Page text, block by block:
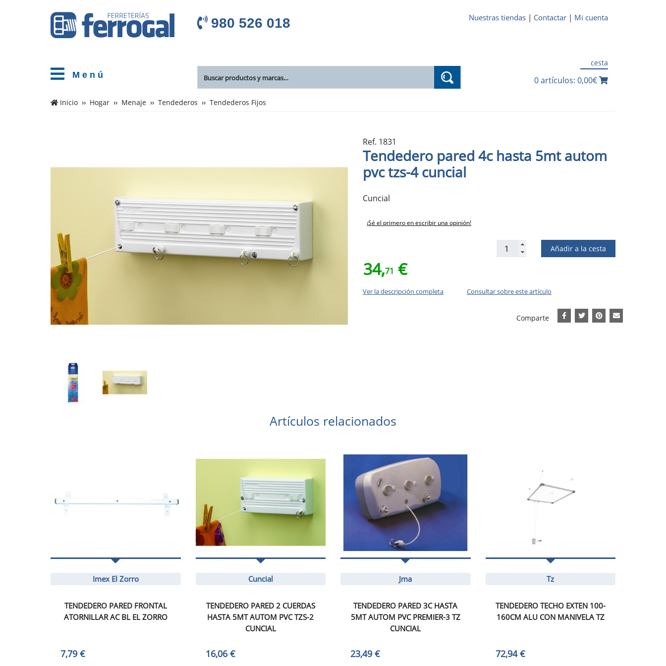
M e n ú
980 526 018 Nuestras tiendas | Contactar | Mi cuenta
cesta
0 artículos: 0,00€
Inicio Hogar Menaje Tendederos Tendederos Fijos
Ref. 1831
Tendedero pared 4c hasta 5mt autom
pvc tzs-4 cuncial
Cuncial
¡Sé el primero en escribir una opinión!
Añadir a la cesta
34,71 €
Ver la descripción completa Consultar sobre este artículo
Comparte
Artículos relacionados
Imex El Zorro
TENDEDERO PARED FRONTAL
ATORNILLAR AC BL EL ZORRO
7,79 €
Cuncial
TENDEDERO PARED 2 CUERDAS
HASTA 5MT AUTOM PVC TZS-2
CUNCIAL
16,06 €
Jma
TENDEDERO PARED 3C HASTA
5MT AUTOM PVC PREMIER-3 TZ
CUNCIAL
23,49 €
Tz
TENDEDERO TECHO EXTEN 100-
160CM ALU CON MANIVELA TZ
72,94 €